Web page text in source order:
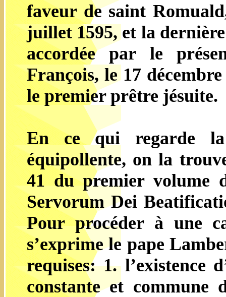
faveur de saint
juillet 1595, et la
accordée par le
François, le 17
le premier prêtre jésuite.
En ce qui regarde
équipollente, on la
41 du premier volume
Servorum Dei
Pour procéder à une
s’exprime le pape
requises: 1. l’existence
constante et commune